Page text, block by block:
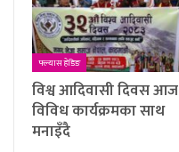
फ्ल्यास हेडिङ
विश्व आदिवासी दिवस आज
विविध कार्यक्रमका साथ
मनाइँदै